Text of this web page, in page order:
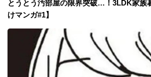
とうとう汚部屋の限界突破…！3LDK家族
けマンガ#1】